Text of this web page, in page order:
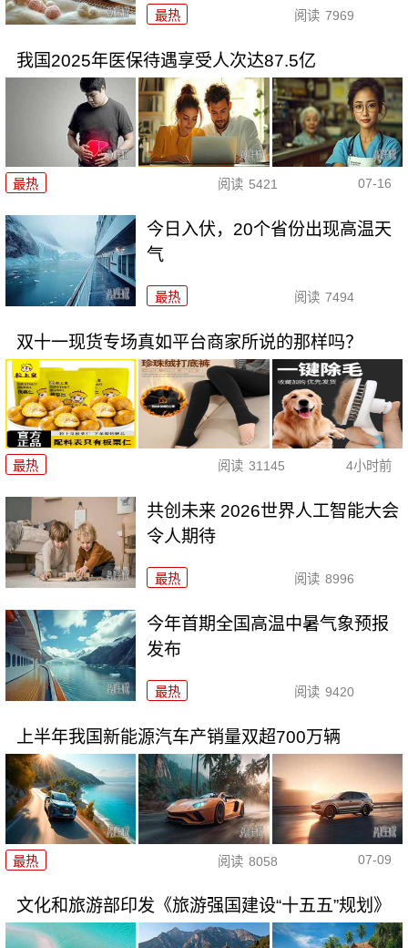
最热 阅读 7969
我国2025年医保待遇享受人次达87.5亿
最热 阅读 5421 07-16
今日入伏，20个省份出现高温天
气
最热 阅读 7494
双十一现货专场真如平台商家所说的那样吗？
最热 阅读 31145 4小时前
共创未来 2026世界人工智能大会
令人期待
最热 阅读 8996
今年首期全国高温中暑气象预报
发布
最热 阅读 9420
上半年我国新能源汽车产销量双超700万辆
最热 阅读 8058 07-09
文化和旅游部印发《旅游强国建设“十五五”规划》